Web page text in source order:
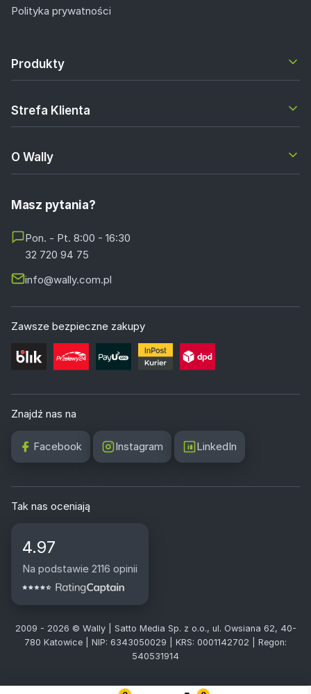
Polityka prywatności
Produkty
Strefa Klienta
O Wally
Masz pytania?
Pon. - Pt. 8:00 - 16:30
32 720 94 75
info@wally.com.pl
Zawsze bezpieczne zakupy
Znajdź nas na
Facebook Instagram LinkedIn
Tak nas oceniają
4.97
Na podstawie 2116 opinii
2009 - 2026 © Wally | Satto Media Sp. z o.o., ul. Owsiana 62, 40-
780 Katowice | NIP: 6343050029 | KRS: 0001142702 | Regon:
540531914